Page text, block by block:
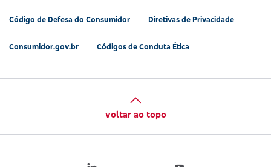
Código de Defesa do Consumidor Diretivas de Privacidade
Consumidor.gov.br Códigos de Conduta Ética
voltar ao topo